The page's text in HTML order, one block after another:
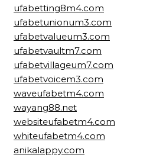
ufabetting8m4.com
ufabetunionum3.com
ufabetvalueum3.com
ufabetvaultm7.com
ufabetvillageum7.com
ufabetvoicem3.com
waveufabetm4.com
wayang88.net
websiteufabetm4.com
whiteufabetm4.com
anikalappy.com